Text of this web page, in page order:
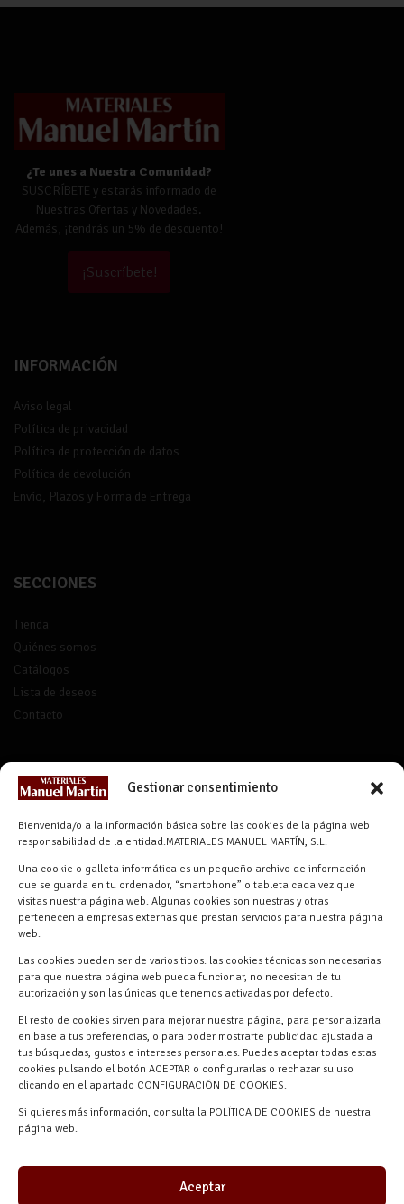
Gestionar consentimiento
Bienvenida/o a la información básica sobre las cookies de la página web
responsabilidad de la entidad:MATERIALES MANUEL MARTÍN, S.L.
Una cookie o galleta informática es un pequeño archivo de información
que se guarda en tu ordenador, “smartphone” o tableta cada vez que
visitas nuestra página web. Algunas cookies son nuestras y otras
pertenecen a empresas externas que prestan servicios para nuestra página
web.
Las cookies pueden ser de varios tipos: las cookies técnicas son necesarias
para que nuestra página web pueda funcionar, no necesitan de tu
autorización y son las únicas que tenemos activadas por defecto.
El resto de cookies sirven para mejorar nuestra página, para personalizarla
en base a tus preferencias, o para poder mostrarte publicidad ajustada a
tus búsquedas, gustos e intereses personales. Puedes aceptar todas estas
cookies pulsando el botón ACEPTAR o configurarlas o rechazar su uso
clicando en el apartado CONFIGURACIÓN DE COOKIES.
Si quieres más información, consulta la POLÍTICA DE COOKIES de nuestra
página web.
Aceptar
¿Te unes a Nuestra Comunidad?
SUSCRÍBETE y estarás informado de
Nuestras Ofertas y Novedades.
Además, ¡tendrás un 5% de descuento!
¡Suscríbete!
INFORMACIÓN
Aviso legal
Política de privacidad
Política de protección de datos
Política de devolución
Envío, Plazos y Forma de Entrega
SECCIONES
Tienda
Quiénes somos
Catálogos
Lista de deseos
Contacto
CONTACTO
info@materialesmanuelmartin.com
921 57 52 29
618 59 79 72 (Solo WhatsApp)
Materiales Manuel Martín Ctra.
Turégano-Navas de Oro, 47, 40280
Navalmanzano, Segovia, ESPAÑA
Materiales Manuel Martín © 2026 |
Desarrollado por